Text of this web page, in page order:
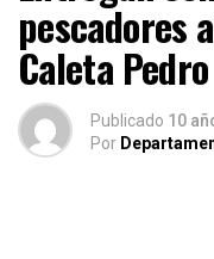
pescadores
Caleta
Publicado 10
Por